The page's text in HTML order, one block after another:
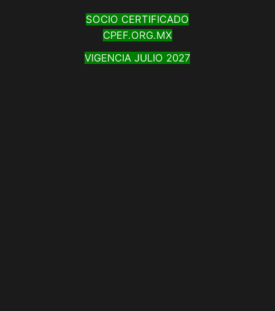
SOCIO CERTIFICADO
CPEF.ORG.MX
VIGENCIA JULIO 2027